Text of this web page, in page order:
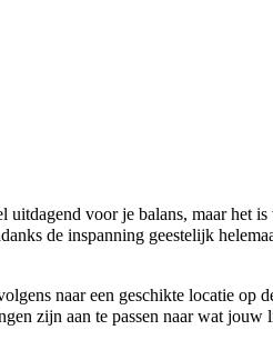
voor je balans, maar het
de inspanning geestelijk
naar een geschikte locatie
zijn aan te passen naar wat jouw